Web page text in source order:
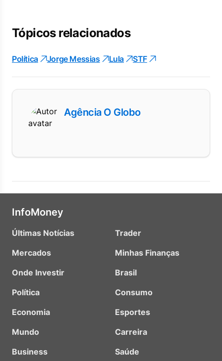
Tópicos relacionados
Política Jorge Messias Lula STF
Agência O Globo
InfoMoney
Últimas Notícias
Mercados
Onde Investir
Política
Economia
Mundo
Business
Trader
Minhas Finanças
Brasil
Consumo
Esportes
Carreira
Saúde